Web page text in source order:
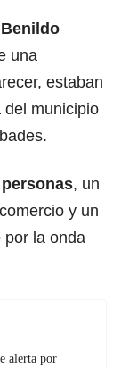
Benildo
una
estaban
del municipio
, un
y un
por la onda
alerta por